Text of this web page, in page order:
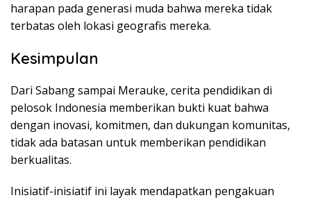
harapan pada generasi muda bahwa mereka tidak
terbatas oleh lokasi geografis mereka.
Kesimpulan
Dari Sabang sampai Merauke, cerita pendidikan di
pelosok Indonesia memberikan bukti kuat bahwa
dengan inovasi, komitmen, dan dukungan komunitas,
tidak ada batasan untuk memberikan pendidikan
berkualitas.
Inisiatif-inisiatif ini layak mendapatkan pengakuan